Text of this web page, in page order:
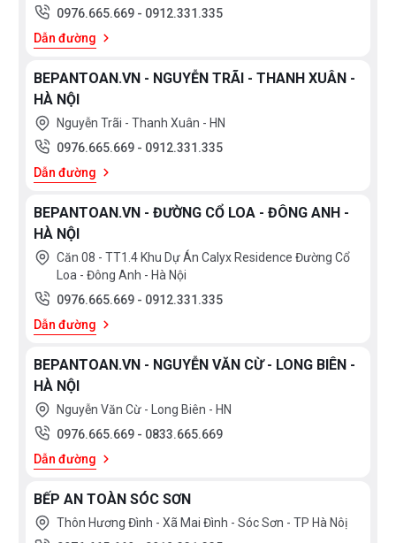
0976.665.669 - 0912.331.335
Dẫn đường
BEPANTOAN.VN - NGUYỄN TRÃI - THANH XUÂN -
HÀ NỘI
Nguyễn Trãi - Thanh Xuân - HN
0976.665.669 - 0912.331.335
Dẫn đường
BEPANTOAN.VN - ĐƯỜNG CỔ LOA - ĐÔNG ANH -
HÀ NỘI
Căn 08 - TT1.4 Khu Dự Án Calyx Residence Đường Cổ
Loa - Đông Anh - Hà Nội
0976.665.669 - 0912.331.335
Dẫn đường
BEPANTOAN.VN - NGUYỄN VĂN CỪ - LONG BIÊN -
HÀ NỘI
Nguyễn Văn Cừ - Long Biên - HN
0976.665.669 - 0833.665.669
Dẫn đường
BẾP AN TOÀN SÓC SƠN
Thôn Hương Đình - Xã Mai Đình - Sóc Sơn - TP Hà Nôị